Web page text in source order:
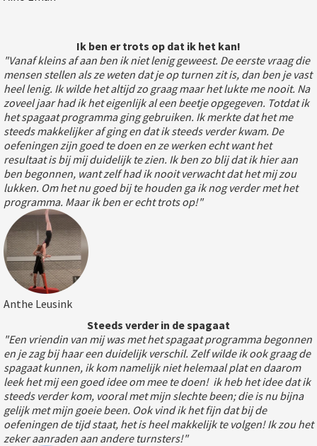
Ik ben er trots op dat ik het kan!
"Vanaf kleins af aan ben ik niet lenig geweest. De eerste vraag die
mensen stellen als ze weten dat je op turnen zit is, dan ben je vast
heel lenig. Ik wilde het altijd zo graag maar het lukte me nooit. Na
zoveel jaar had ik het eigenlijk al een beetje opgegeven. Totdat ik
het spagaat programma ging gebruiken. Ik merkte dat het me
steeds makkelijker af ging en dat ik steeds verder kwam. De
oefeningen zijn goed te doen en ze werken echt want het
resultaat is bij mij duidelijk te zien. Ik ben zo blij dat ik hier aan
ben begonnen, want zelf had ik nooit verwacht dat het mij zou
lukken. Om het nu goed bij te houden ga ik nog verder met het
programma. Maar ik ben er echt trots op!"
Anthe Leusink
Steeds verder in de spagaat
"Een vriendin van mij was met het spagaat programma begonnen
en je zag bij haar een duidelijk verschil. Zelf wilde ik ook graag de
spagaat kunnen, ik kom namelijk niet helemaal plat en daarom
leek het mij een goed idee om mee te doen! ik heb het idee dat ik
steeds verder kom, vooral met mijn slechte been; die is nu bijna
gelijk met mijn goeie been. Ook vind ik het fijn dat bij de
oefeningen de tijd staat, het is heel makkelijk te volgen! Ik zou het
zeker aanraden aan andere turnsters!"